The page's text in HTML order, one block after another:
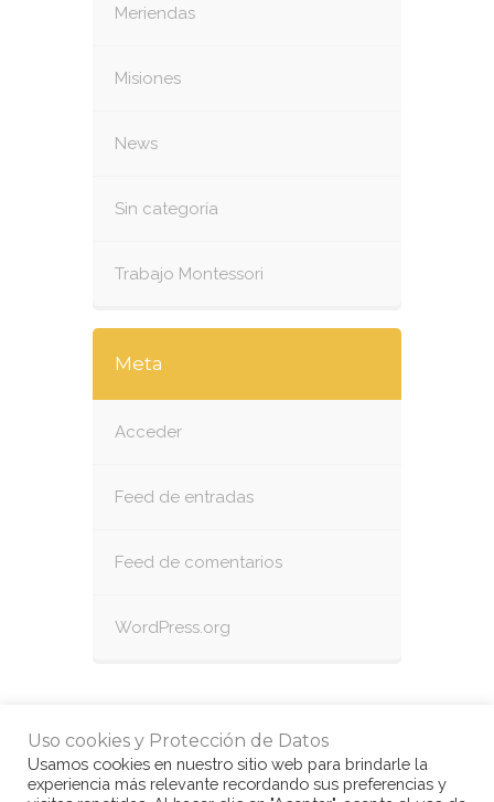
Meriendas
Misiones
News
Sin categoría
Trabajo Montessori
Meta
Acceder
Feed de entradas
Feed de comentarios
WordPress.org
Uso cookies y Protección de Datos
Usamos cookies en nuestro sitio web para brindarle la
experiencia más relevante recordando sus preferencias y